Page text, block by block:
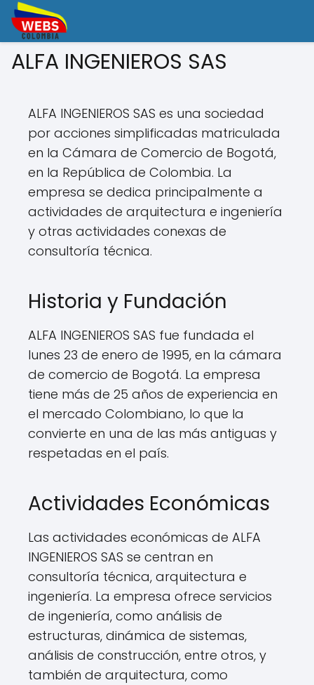
ALFA INGENIEROS SAS
ALFA INGENIEROS SAS es una sociedad
por acciones simplificadas matriculada
en la Cámara de Comercio de Bogotá,
en la República de Colombia. La
empresa se dedica principalmente a
actividades de arquitectura e ingeniería
y otras actividades conexas de
consultoría técnica.
Historia y Fundación
ALFA INGENIEROS SAS fue fundada el
lunes 23 de enero de 1995, en la cámara
de comercio de Bogotá. La empresa
tiene más de 25 años de experiencia en
el mercado Colombiano, lo que la
convierte en una de las más antiguas y
respetadas en el país.
Actividades Económicas
Las actividades económicas de ALFA
INGENIEROS SAS se centran en
consultoría técnica, arquitectura e
ingeniería. La empresa ofrece servicios
de ingeniería, como análisis de
estructuras, dinámica de sistemas,
análisis de construcción, entre otros, y
también de arquitectura, como